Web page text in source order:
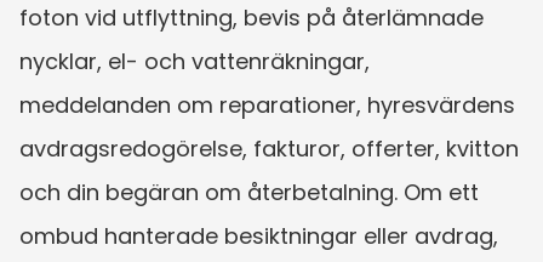
foton vid utflyttning, bevis på återlämnade
nycklar, el- och vattenräkningar,
meddelanden om reparationer, hyresvärdens
avdragsredogörelse, fakturor, offerter, kvitton
och din begäran om återbetalning. Om ett
ombud hanterade besiktningar eller avdrag,